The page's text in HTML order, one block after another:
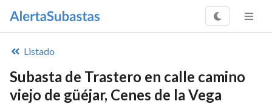
Listado
Subasta de Trastero en calle camino
viejo de güéjar, Cenes de la Vega